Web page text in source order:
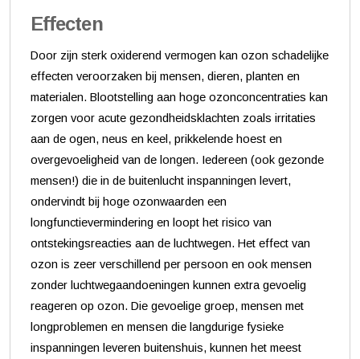
Effecten
Door zijn sterk oxiderend vermogen kan ozon schadelijke
effecten veroorzaken bij mensen, dieren, planten en
materialen. Blootstelling aan hoge ozonconcentraties kan
zorgen voor acute gezondheidsklachten zoals irritaties
aan de ogen, neus en keel, prikkelende hoest en
overgevoeligheid van de longen. Iedereen (ook gezonde
mensen!) die in de buitenlucht inspanningen levert,
ondervindt bij hoge ozonwaarden een
longfunctievermindering en loopt het risico van
ontstekingsreacties aan de luchtwegen. Het effect van
ozon is zeer verschillend per persoon en ook mensen
zonder luchtwegaandoeningen kunnen extra gevoelig
reageren op ozon. Die gevoelige groep, mensen met
longproblemen en mensen die langdurige fysieke
inspanningen leveren buitenshuis, kunnen het meest